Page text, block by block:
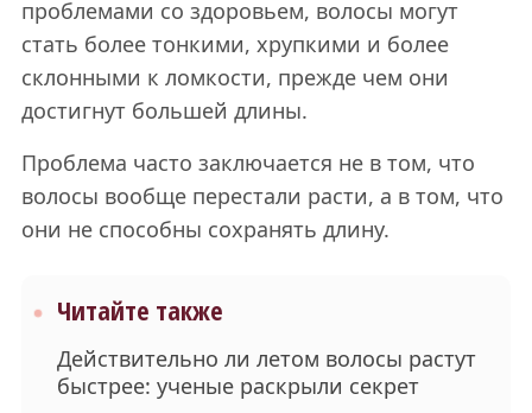
проблемами со здоровьем, волосы могут
стать более тонкими, хрупкими и более
склонными к ломкости, прежде чем они
достигнут большей длины.
Проблема часто заключается не в том, что
волосы вообще перестали расти, а в том, что
они не способны сохранять длину.
Читайте также
Действительно ли летом волосы растут
быстрее: ученые раскрыли секрет